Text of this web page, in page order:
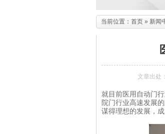
当前位置： 首页 » 新闻
文章出处：
就目前医用自动门
院门行业高速发展
谋得理想的发展，